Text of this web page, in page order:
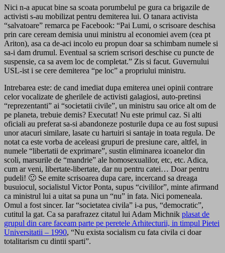
Nici n-a apucat bine sa scoata porumbelul pe gura ca brigazile de
activisti s-au mobilizat pentru demiterea lui. O tanara activista
“salvatoare” remarca pe Facebook: “Pai Lumi, o scrisoare deschisa
prin care ceream demisia unui ministru al economiei avem (cea pt
Ariton), asa ca de-aci incolo eu propun doar sa schimbam numele si
sa-i dam drumul. Eventual sa scriem scrisori deschise cu puncte de
suspensie, ca sa avem loc de completat.” Zis si facut. Guvernului
USL-ist i se cere demiterea “pe loc” a propriului ministru.
Intrebarea este: de cand imediat dupa emiterea unei opinii contrare
celor vocalizate de gherilele de activisti galagiosi, auto-pretinsi
“reprezentanti” ai “societatii civile”, un ministru sau orice alt om de
pe planeta, trebuie demis? Executat! Nu este primul caz. Si alti
oficiali au preferat sa-si abandoneze posturile dupa ce au fost supusi
unor atacuri similare, lasate cu hartuiri si santaje in toata regula. De
notat ca este vorba de aceleasi grupuri de presiune care, altfel, in
numele “libertatii de exprimare”, sustin eliminarea icoanelor din
scoli, marsurile de “mandrie” ale homosexualilor, etc, etc. Adica,
cum ar veni, libertate-libertate, dar nu pentru catei… Doar pentru
pudeli! 🙂 Se emite scrisoarea dupa care, incercand sa dreaga
busuiocul, socialistul Victor Ponta, supus “civililor”, minte afirmand
ca ministrul lui a uitat sa puna un “nu” in fata. Nici pomeneala.
Omul a fost sincer. Iar “societatea civila” i-a pus, “democratic”,
cutitul la gat. Ca sa parafrazez citatul lui Adam Michnik plasat de
grupul din care faceam parte pe peretele Arhitecturii, in timpul Pietei
Universitatii – 1990, “Nu exista socialism cu fata civila ci doar
totalitarism cu dintii sparti”.